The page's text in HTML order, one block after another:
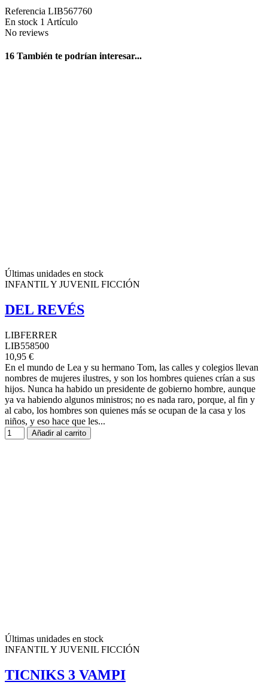
Referencia LIB567760
En stock 1 Artículo
No reviews
16 También te podrían interesar...
Últimas unidades en stock
INFANTIL Y JUVENIL FICCIÓN
DEL REVÉS
LIBFERRER
LIB558500
10,95 €
En el mundo de Lea y su hermano Tom, las calles y colegios llevan
nombres de mujeres ilustres, y son los hombres quienes crían a sus
hijos. Nunca ha habido un presidente de gobierno hombre, aunque
ya va habiendo algunos ministros; no es nada raro, porque, al fin y
al cabo, los hombres son quienes más se ocupan de la casa y los
niños, y eso hace que les...
Añadir al carrito
Últimas unidades en stock
INFANTIL Y JUVENIL FICCIÓN
TICNIKS 3 VAMPI